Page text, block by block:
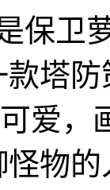
保卫
塔
爱，
物